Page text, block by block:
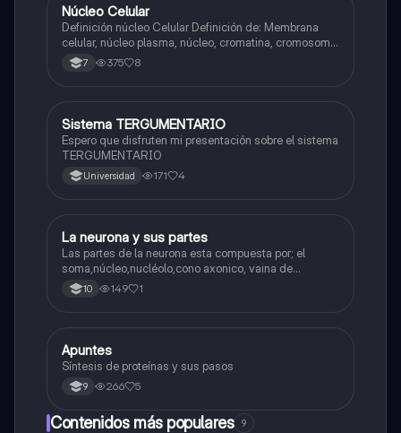
Biologia
Núcleo Celular
Definición núcleo Celular Definición de: Membrana
celular, núcleo plasma, núcleo, cromatina, cromosoma
Interfase Fases de la interfase
7 375 8
Biologia
Sistema TERGUMENTARIO
Espero que disfruten mi presentación sobre el sistema
TERGUMENTARIO
Universidad 171 4
Biologia
La neurona y sus partes
Las partes de la neurona esta compuesta por; el
soma,núcleo,nucléolo,cono axonico, vaina de
mielina,celula schwan,núcleo de schwann,nódulo de
Ranvier,terminal axonico Arborizacion terminal, botón
10 149 1
Biologia
Apuntes
Síntesis de proteínas y sus pasos
9 266 5
Contenidos más populares 9